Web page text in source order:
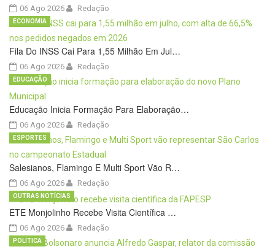
06 Ago 2026 Redação
Fila Do INSS Cai Para 1,55 Milhão Em Jul…
06 Ago 2026
ECONOMIA
Redação
Educação Inicia Formação Para Elaboração…
06 Ago 2026
EDUCAÇÃO
Redação
Salesianos, Flamingo E Multi Sport Vão R…
06 Ago 2026
ESPORTES
Redação
ETE Monjolinho Recebe Visita Científica …
06 Ago 2026
OUTRAS NOTÍCIAS
Redação
POLÍTICA